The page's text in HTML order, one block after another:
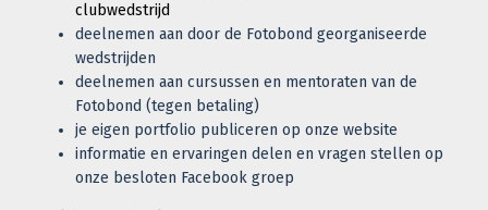
clubwedstrijd
deelnemen aan door de Fotobond georganiseerde
wedstrijden
deelnemen aan cursussen en mentoraten van de
Fotobond (tegen betaling)
je eigen portfolio publiceren op onze website
informatie en ervaringen delen en vragen stellen op
onze besloten Facebook groep